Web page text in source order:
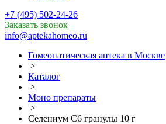
+7 (495) 502-24-26
Заказать звонок
info@aptekahomeo.ru
Гомеопатическая аптека в Москве
>
Каталог
>
Моно препараты
>
Селениум С6 гранулы 10 г